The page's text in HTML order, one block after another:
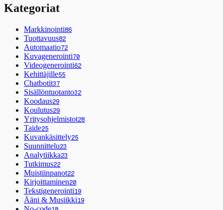
Kategoriat
Markkinointi86
Tuottavuus82
Automaatio72
Kuvagenerointi70
Videogenerointi62
Kehittäjille55
Chatbotit37
Sisällöntuotanto32
Koodaus29
Koulutus29
Yritysohjelmistot28
Taide25
Kuvankäsittely25
Suunnittelu23
Analytiikka23
Tutkimus22
Muistiinpanot22
Kirjoittaminen20
Tekstigenerointi19
Ääni & Musiikki19